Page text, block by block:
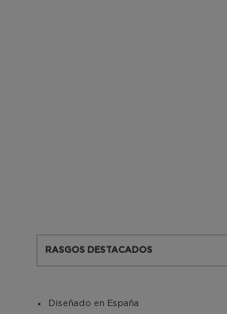
RASGOS DESTACADOS
Diseñado en España